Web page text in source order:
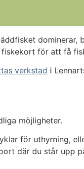
dominerar,
för att få
verkstad i
möjligheter.
för uthyrning,
där du står upp